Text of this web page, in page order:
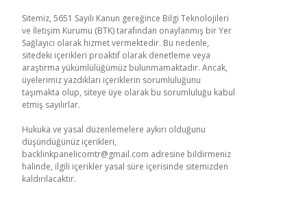
Sitemiz, 5651 Sayılı Kanun gereğince Bilgi Teknolojileri
ve İletişim Kurumu (BTK) tarafından onaylanmış bir Yer
Sağlayıcı olarak hizmet vermektedir. Bu nedenle,
sitedeki içerikleri proaktif olarak denetleme veya
araştırma yükümlülüğümüz bulunmamaktadır. Ancak,
üyelerimiz yazdıkları içeriklerin sorumluluğunu
taşımakta olup, siteye üye olarak bu sorumluluğu kabul
etmiş sayılırlar.
Hukuka ve yasal düzenlemelere aykırı olduğunu
düşündüğünüz içerikleri,
backlinkpanelicomtr@gmail.com adresine bildirmeniz
halinde, ilgili içerikler yasal süre içerisinde sitemizden
kaldırılacaktır.